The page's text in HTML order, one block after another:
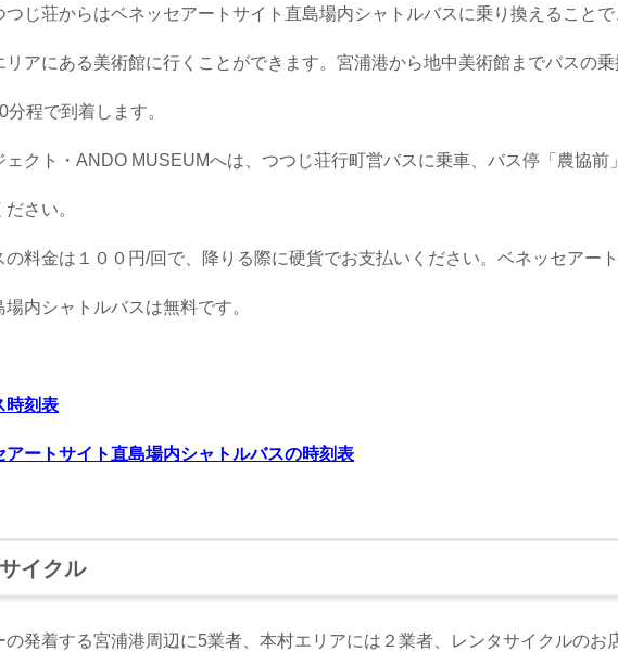
からはベネッセアートサイト直島場内シャトルバスに乗り換えるこ とで
ある美術館に行くことができます。宮浦港から地中美術館までバスの乗
で到着します。
・ANDO MUSEUMへは、つつじ荘行町営バスに乗車、バス停「農協前
ださい。
は１００円/回で、降りる際に硬貨でお支払いください。ベネッセアー
場内シャトルバスは無料です。
時刻表
アートサイト直島場内シャトルバスの時刻表
イクル
する宮浦港周辺に5業者、本村エリアには２業者、レンタサイクルのお